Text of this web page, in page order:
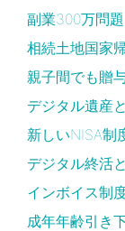
副業300万問題
相続土地国家
親子間でも贈
デジタル遺産
新しいNISA制
デジタル終活
インボイス制
成年年齢引き